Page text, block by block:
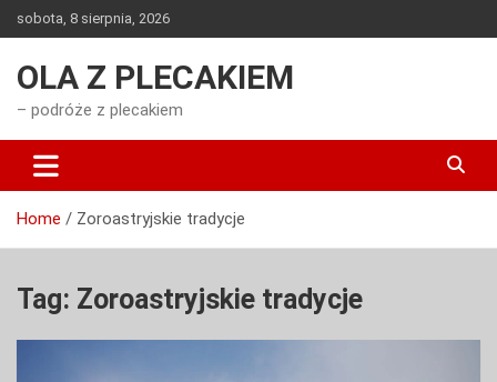
to
sobota, 8 sierpnia, 2026
OLA Z PLECAKIEM
– podróże z plecakiem
Home Zoroastryjskie tradycje
Tag: Zoroastryjskie tradycje